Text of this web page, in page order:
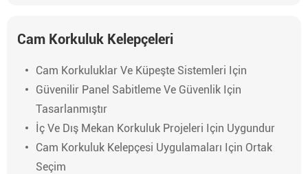
Cam Korkuluk Kelepçeleri
Cam Korkuluklar Ve Küpeşte Sistemleri Için
Güvenilir Panel Sabitleme Ve Güvenlik Için
Tasarlanmıştır
İç Ve Dış Mekan Korkuluk Projeleri Için Uygundur
Cam Korkuluk Kelepçesi Uygulamaları Için Ortak
Seçim